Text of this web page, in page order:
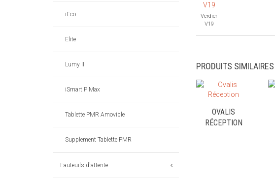
iEco
Elite
Lumy II
iSmart P Max
Tablette PMR Amovible
Supplement Tablette PMR
Fauteuils d'attente
Verdier
V19
PRODUITS SIMILAIRES
OVALIS
RÉCEPTION